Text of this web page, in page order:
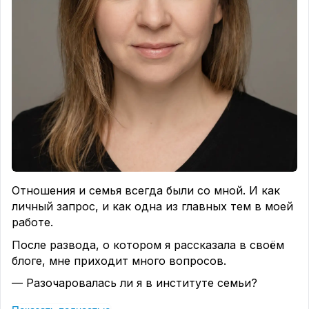
Стыдно своей сексуальности.
Стыдно хотеть секса.
А вы знали, чтостыд буквально разрушает
?
Так же, как обида и чувство вины.
Мы стыдимся своего тела, полных рук, ног — и
постоянно думаем: «А что обо мне подумают?»
Да плевать, что они подумают.
Лучше жить своей счастливой жизнью, чем
видит.
Женщине так важно нравиться самой себе.
Быть собой.
Быть живой, а не удобной.
Слышать себя, а не угождать другим.
Отношения и семья всегда были со мной. И как
личный запрос, и как одна из главных тем в моей
работе.
После развода, о котором я рассказала в своём
блоге, мне приходит много вопросов.
— Разочаровалась ли я в институте семьи?
Нет.